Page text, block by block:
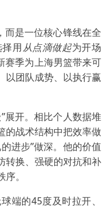
而是一位核心锋线在全
用从点滴做起为开场
赛季为上海男篮带来可
以团队成势、以执行赢
展开。相比个人数据堆
的战术结构中把效率做
进步”做深。他的价值
转换、强硬的对抗和补
。
端的45度及时拉开、